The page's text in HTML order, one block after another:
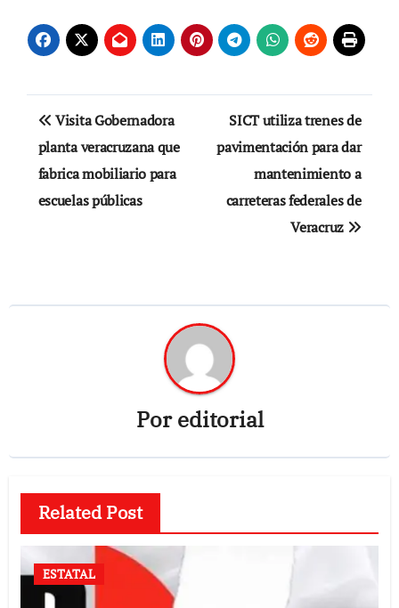
Navegación
de
entradas
Visita Gobernadora
planta veracruzana que
fabrica mobiliario para
escuelas públicas
SICT utiliza trenes de
pavimentación para dar
mantenimiento a
carreteras federales de
Veracruz
Poreditorial
Related Post
ESTATAL